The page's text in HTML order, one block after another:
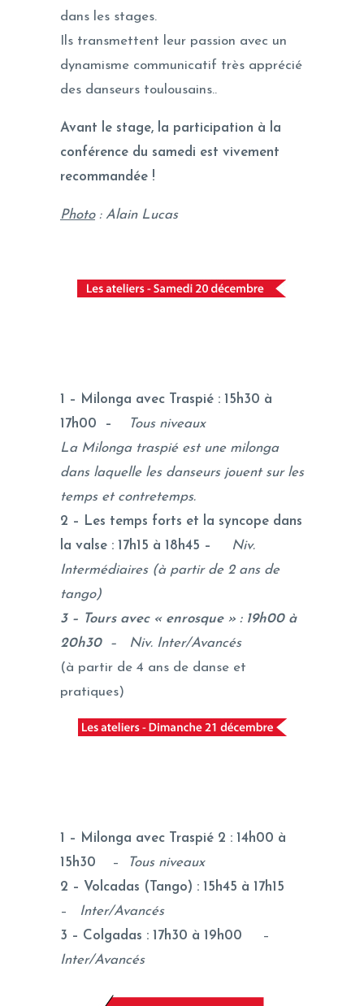
dans les stages.
Ils transmettent leur passion avec un
dynamisme communicatif très apprécié
des danseurs toulousains..
Avant le stage, la participation à la
conférence du samedi est vivement
recommandée !
Photo: Alain Lucas
1 – Milonga avec Traspié : 15h30 à
17h00 –
Tous niveaux
La Milonga traspié est une milonga
dans laquelle les danseurs jouent sur les
temps et contretemps.
2 – Les temps forts et la syncope dans
la valse : 17h15 à 18h45 –
Niv.
Intermédiaires (à partir de 2 ans de
tango)
3 – Tours avec « enrosque » : 19h00 à
20h30–
Niv. Inter/Avancés
(à partir de 4 ans de danse et
pratiques)
1 – Milonga avec Traspié 2 : 14h00 à
15h30 –
Tous niveaux
2 – Volcadas (Tango) : 15h45 à 17h15
–
Inter/Avancés
3 – Colgadas : 17h30 à 19h00 –
Inter/Avancés